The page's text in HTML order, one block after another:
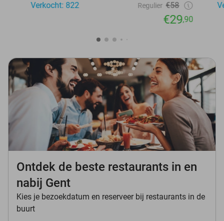
Verkocht: 822
Regulier €58
€29,90
Ontdek de beste restaurants in en
nabij Gent
Kies je bezoekdatum en reserveer bij restaurants in de
buurt